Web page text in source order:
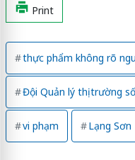
Print
thực phẩm không rõ
Đội Quản lý thị trường
vi phạm Lạng Sơn